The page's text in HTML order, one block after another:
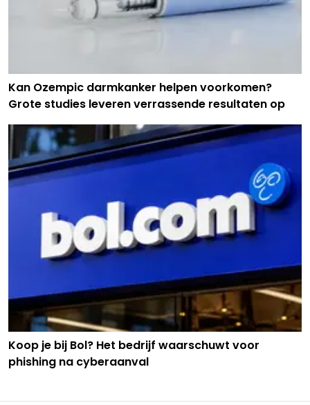
Kan Ozempic darmkanker helpen voorkomen?
Grote studies leveren verrassende resultaten op
Koop je bij Bol? Het bedrijf waarschuwt voor
phishing na cyberaanval